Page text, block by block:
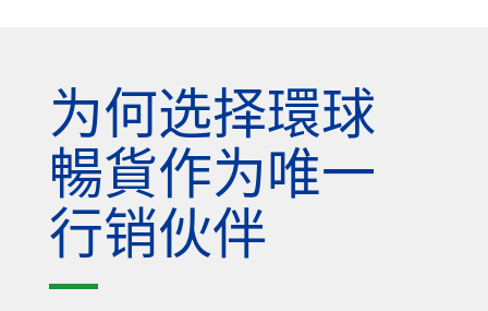
为何选择環球
暢貨作为唯一
行销伙伴